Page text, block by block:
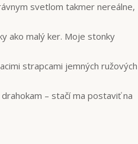
svetlom takmer nereálne,
ako malý ker. Moje stonky
strapcami jemných ružových
– stačí ma postaviť na